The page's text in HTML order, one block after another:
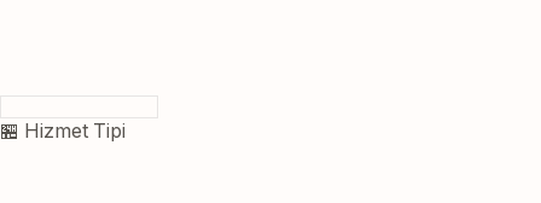
🏪 Hizmet Tipi